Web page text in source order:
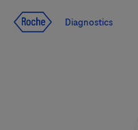
Diagnostics